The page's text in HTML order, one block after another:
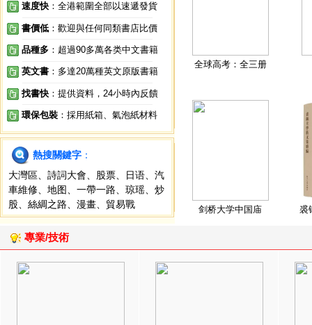
速度快 ：全港範圍全部以速遞發貨
書價低 ：歡迎與任何同類書店比價
品種多 ：超過90多萬各类中文書籍
英文書 ：多達20萬種英文原版書籍
找書快 ：提供資料，24小時內反饋
環保包裝 ：採用紙箱、氣泡紙材料
熱搜關鍵字 ：
大灣區
詩詞大會 股票 日语
汽
車維修
地图 一帶一路 琼瑶
炒
股
絲綢之路 漫畫 貿易戰
全球高考：全三册
剑桥大学中国庙 裘
專業/技術